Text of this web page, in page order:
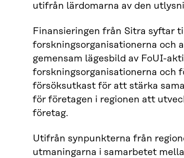
utifrån lärdomarna av den
Finansieringen från Sitra syftar
forskningsorganisationerna och
gemensam lägesbild av FoUI-
forskningsorganisationerna och
försöksutkast för att stärka
för företagen i regionen att
företag.
Utifrån synpunkterna från
utmaningarna i samarbetet